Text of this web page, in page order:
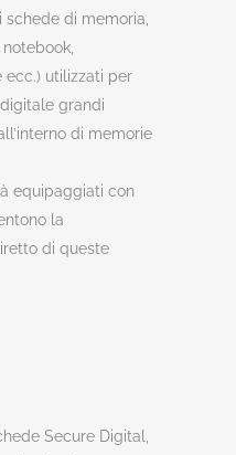
di memoria,
ecc.) utilizzati per
grandi
di memorie
equipaggiati con
la
di queste
Secure Digital,